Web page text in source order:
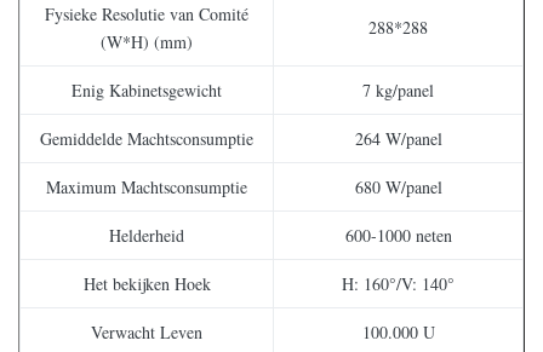
Fysieke Resolutie van Comité
(W*H) (mm)
288*288
Enig Kabinetsgewicht 7 kg/panel
Gemiddelde Machtsconsumptie 264 W/panel
Maximum Machtsconsumptie 680 W/panel
Helderheid 600-1000 neten
Het bekijken Hoek H: 160°/V: 140°
Verwacht Leven 100.000 U